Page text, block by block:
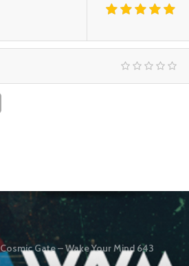
Cosmic Gate – Wake Your Mind 643